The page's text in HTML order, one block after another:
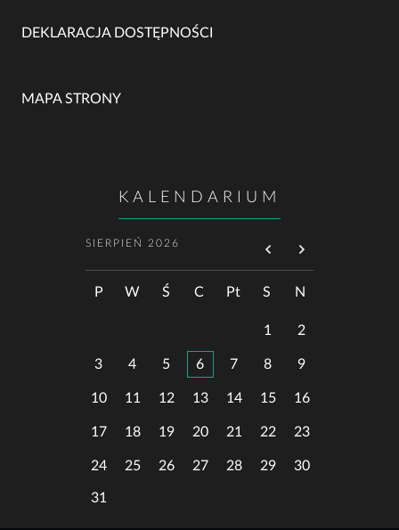
DEKLARACJA DOSTĘPNOŚCI
MAPA STRONY
KALENDARIUM
SIERPIEŃ 2026
P W Ś C Pt S N
1 2
3 4 5 6 7 8 9
10 11 12 13 14 15 16
17 18 19 20 21 22 23
24 25 26 27 28 29 30
31